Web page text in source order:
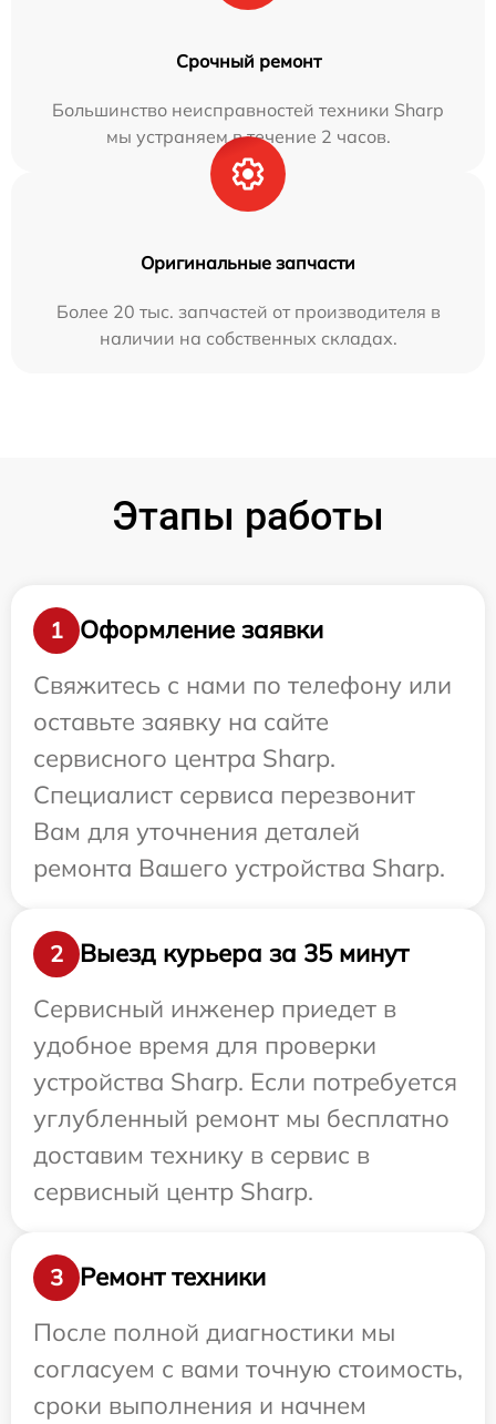
Срочный ремонт
Большинство неисправностей техники Sharp
мы устраняем в течение 2 часов.
Оригинальные запчасти
Более 20 тыс. запчастей от производителя в
наличии на собственных складах.
Этапы работы
1
Оформление заявки
Свяжитесь с нами по телефону или
оставьте заявку на сайте
сервисного центра Sharp.
Специалист сервиса перезвонит
Вам для уточнения деталей
ремонта Вашего устройства Sharp.
2
Выезд курьера за 35 минут
Сервисный инженер приедет в
удобное время для проверки
устройства Sharp. Если потребуется
углубленный ремонт мы бесплатно
доставим технику в сервис в
сервисный центр Sharp.
3
Ремонт техники
После полной диагностики мы
согласуем с вами точную стоимость,
сроки выполнения и начнем